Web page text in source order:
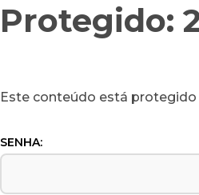
Protegido:
Este conteúdo está protegido
SENHA: